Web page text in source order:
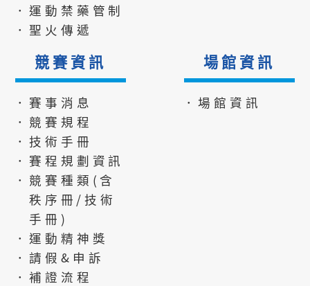
．運動禁藥管制
．聖火傳遞
競賽資訊
．賽事消息
．競賽規程
．技術手冊
．賽程規劃資訊
．競賽種類(含
秩序冊/技術
手冊)
．運動精神獎
．請假&申訴
．補證流程
場館資訊
．場館資訊